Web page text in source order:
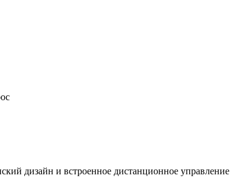
дизайн и встроенное дистанционное управление